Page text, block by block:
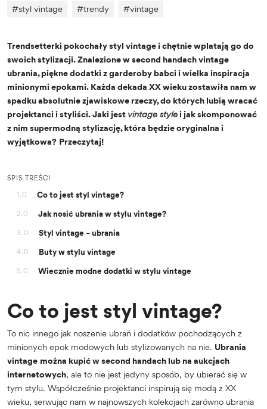
#styl vintage #trendy #vintage
Trendsetterki pokochały styl vintage i chętnie wplatają go do
swoich stylizacji. Znalezione w second handach vintage
ubrania, piękne dodatki z garderoby babci i wielka inspiracja
minionymi epokami. Każda dekada XX wieku zostawiła nam w
spadku absolutnie zjawiskowe rzeczy, do których lubią wracać
projektanci i styliści. Jaki jest vintage stylei jak skomponować
z nim supermodną stylizację, która będzie oryginalna i
wyjątkowa? Przeczytaj!
SPIS TREŚCI
1.0
Co to jest styl vintage?
2.0 Jak nosić ubrania w stylu vintage?
3.0 Styl vintage – ubrania
4.0 Buty w stylu vintage
5.0 Wiecznie modne dodatki w stylu vintage
Co to jest styl vintage?
To nic innego jak noszenie ubrań i dodatków pochodzących z
minionych epok modowych lub stylizowanych na nie. Ubrania
vintage można kupić w second handach lub na aukcjach
internetowych, ale to nie jest jedyny sposób, by ubierać się w
tym stylu. Współcześnie projektanci inspirują się modą z XX
wieku, serwując nam w najnowszych kolekcjach zarówno ubrania